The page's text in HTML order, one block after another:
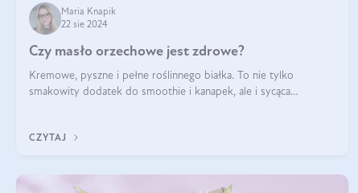
Maria Knapik
22 sie 2024
Czy masło orzechowe jest zdrowe?
Kremowe, pyszne i pełne roślinnego białka. To nie tylko
smakowity dodatek do smoothie i kanapek, ale i sycąca
CZYTAJ